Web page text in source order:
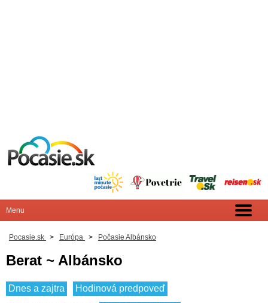
Pocasie.sk > Európa > Počasie Albánsko
Berat ~ Albánsko
Dnes a zajtra
Hodinová predpoveď